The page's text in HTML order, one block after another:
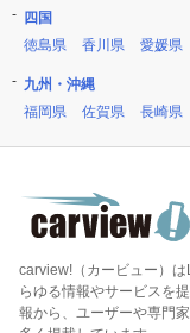
四国
徳島県
香川県 愛媛県
九州・沖縄
福岡県
佐賀県 長崎県
carview!（カービュー）
らゆる情報やサービスを
報から、ユーザーや専門